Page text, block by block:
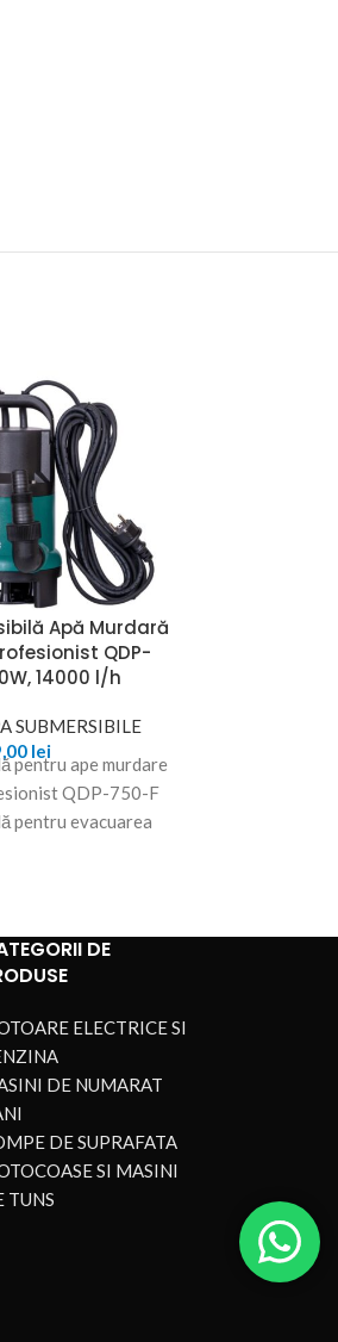
Apă Murdară
QDP-
14000 l/h
SUBMERSIBILE
lei
pentru ape murdare
QDP-750-F
pentru evacuarea
DE
ELECTRICE SI
DE NUMARAT
DE SUPRAFATA
SI MASINI
TUNS